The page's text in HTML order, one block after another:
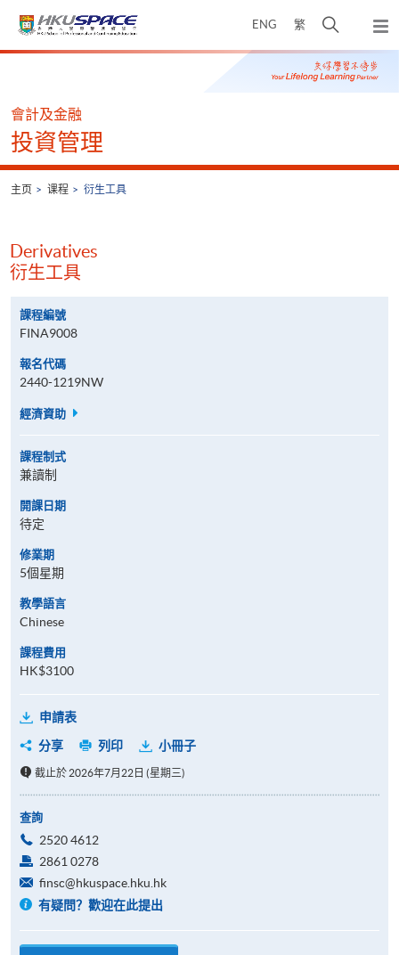
ENG 繁
开
搜
寻
弹
出
主
Main
會計及金融
投資管理
主页 课程 衍生工具
Derivatives
衍生工具
課程編號
FINA9008
報名代碼
2440-1219NW
經濟資助
課程制式
兼讀制
開課日期
待定
修業期
5個星期
教學語言
Chinese
課程費用
HK$3100
申請表
分享
列印 小冊子
截止於 2026年7月22日 (星期三)
查詢
2520 4612
2861 0278
finsc@hkuspace.hku.hk
有疑問？歡迎在此提出